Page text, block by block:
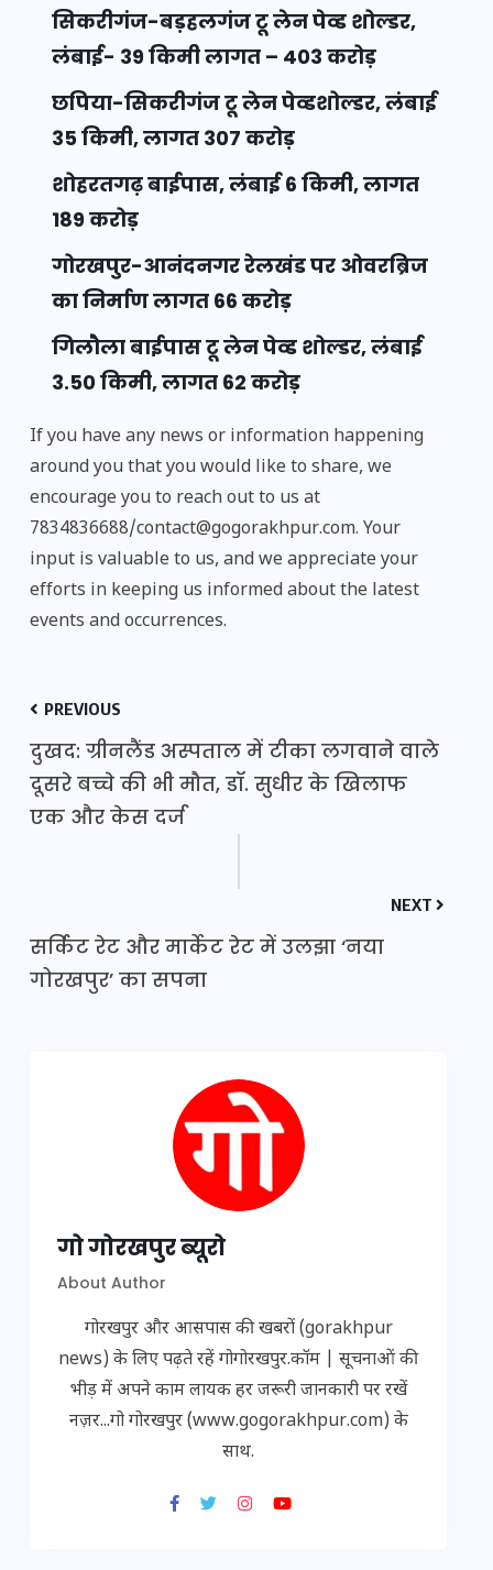
सिकरीगंज-बड़हलगंज टू लेन पेव्ड शोल्डर,
लंबाई- 39 किमी लागत – 403 करोड़
छपिया-सिकरीगंज टू लेन पेव्डशोल्डर, लंबाई
35 किमी, लागत 307 करोड़
शोहरतगढ़ बाईपास, लंबाई 6 किमी, लागत
189 करोड़
गोरखपुर-आनंदनगर रेलखंड पर ओवरब्रिज
का निर्माण लागत 66 करोड़
गिलौला बाईपास टू लेन पेव्ड शोल्डर, लंबाई
3.50 किमी, लागत 62 करोड़
If you have any news or information happening
around you that you would like to share, we
encourage you to reach out to us at
7834836688/contact@gogorakhpur.com. Your
input is valuable to us, and we appreciate your
efforts in keeping us informed about the latest
events and occurrences.
PREVIOUS
दुखद: ग्रीनलैंड अस्पताल में टीका लगवाने वाले
दूसरे बच्चे की भी मौत, डॉ. सुधीर के खिलाफ
एक और केस दर्ज
NEXT
सर्किट रेट और मार्केट रेट में उलझा ‘नया
गोरखपुर’ का सपना
गो गोरखपुर ब्यूरो
About Author
गोरखपुर और आसपास की खबरों (gorakhpur
news) के लिए पढ़ते रहें गोगोरखपुर.कॉम | सूचनाओं की
भीड़ में अपने काम लायक हर जरूरी जानकारी पर रखें
नज़र...गो गोरखपुर (www.gogorakhpur.com) के
साथ.